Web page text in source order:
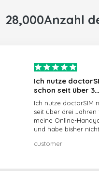
28,000Anzahl
Ich nutze
schon seit über 3…
Ich nutze doctorSIM
seit über drei Jahren
meine Online-
und habe bisher
empfehlen!!!
customer